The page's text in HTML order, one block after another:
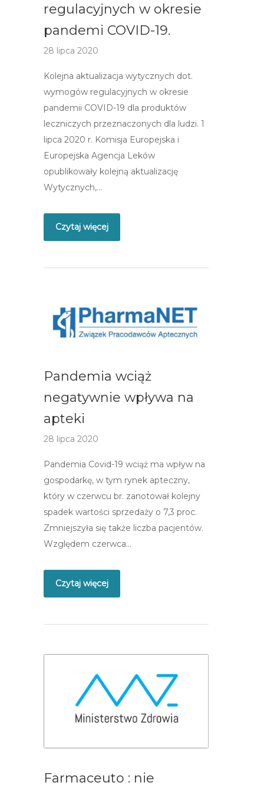
regulacyjnych w okresie
pandemi COVID-19.
28 lipca 2020
Kolejna aktualizacja wytycznych dot.
wymogów regulacyjnych w okresie
pandemii COVID-19 dla produktów
leczniczych przeznaczonych dla ludzi. 1
lipca 2020 r. Komisja Europejska i
Europejska Agencja Leków
opublikowały kolejną aktualizację
Wytycznych,…
Czytaj więcej
Pandemia wciąż
negatywnie wpływa na
apteki
28 lipca 2020
Pandemia Covid-19 wciąż ma wpływ na
gospodarkę, w tym rynek apteczny,
który w czerwcu br. zanotował kolejny
spadek wartości sprzedaży o 7,3 proc.
Zmniejszyła się także liczba pacjentów.
Względem czerwca…
Czytaj więcej
Farmaceuto : nie